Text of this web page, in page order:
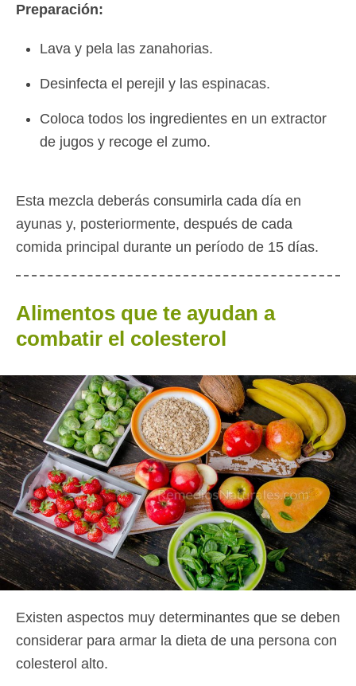
Preparación:
Lava y pela las zanahorias.
Desinfecta el perejil y las espinacas.
Coloca todos los ingredientes en un extractor
de jugos y recoge el zumo.
Esta mezcla deberás consumirla cada día en
ayunas y, posteriormente, después de cada
comida principal durante un período de 15 días.
Alimentos que te ayudan a
combatir el colesterol
Existen aspectos muy determinantes que se deben
considerar para armar la dieta de una persona con
colesterol alto.